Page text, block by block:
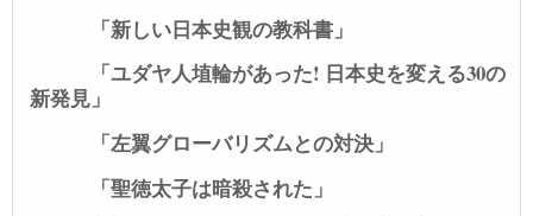
「新しい日本史観の教科書」
「ユダヤ人埴輪があった! 日本史を変える30の
新発見」
「左翼グローバリズムとの対決」
「聖徳太子は暗殺された」